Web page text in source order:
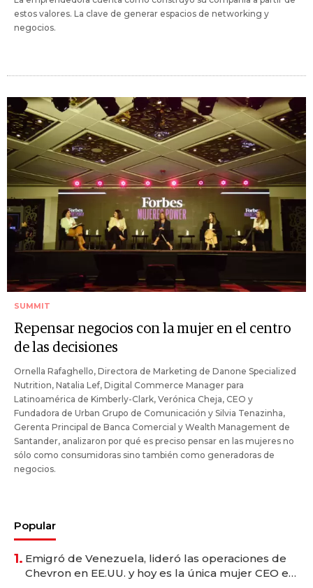
estos valores. La clave de generar espacios de networking y
negocios.
SUMMIT
Repensar negocios con la mujer en el centro
de las decisiones
Ornella Rafaghello, Directora de Marketing de Danone Specialized
Nutrition, Natalia Lef, Digital Commerce Manager para
Latinoamérica de Kimberly-Clark, Verónica Cheja, CEO y
Fundadora de Urban Grupo de Comunicación y Silvia Tenazinha,
Gerenta Principal de Banca Comercial y Wealth Management de
Santander, analizaron por qué es preciso pensar en las mujeres no
sólo como consumidoras sino también como generadoras de
negocios.
Popular
1. Emigró de Venezuela, lideró las operaciones de
Chevron en EE.UU. y hoy es la única mujer CEO en